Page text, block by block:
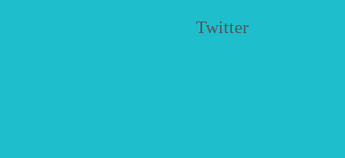
Twitter